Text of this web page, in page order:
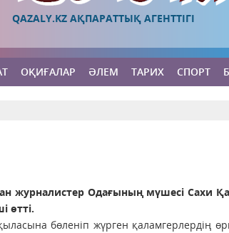
QAZALY.KZ АҚПАРАТТЫҚ АГЕНТТІГІ
ОҚИҒАЛАР ӘЛЕМ ТАРИХ СПОРТ
журналистер Одағының мүшесі Сахи
өтті.
бөленіп жүрген қаламгерлердің